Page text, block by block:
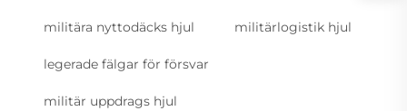
militära nyttodäcks hjul militärlogistik hjul
legerade fälgar för försvar
militär uppdrags hjul